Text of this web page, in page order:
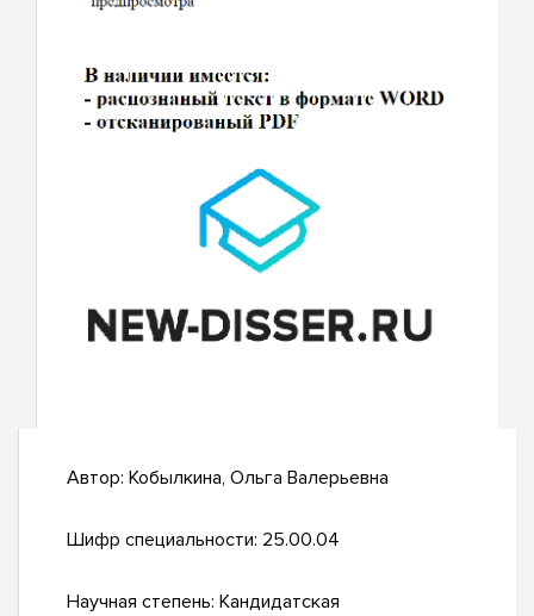
Автор: Кобылкина, Ольга Валерьевна
Шифр специальности: 25.00.04
Научная степень: Кандидатская